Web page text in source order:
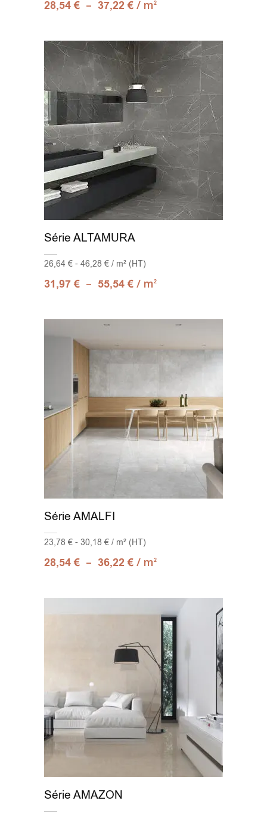
28,54€ – 37,22€ / m2
Série ALTAMURA
26,64 € - 46,28 € / m² (HT)
31,97€ – 55,54€ / m2
Série AMALFI
23,78 € - 30,18 € / m² (HT)
28,54€ – 36,22€ / m2
Série AMAZON